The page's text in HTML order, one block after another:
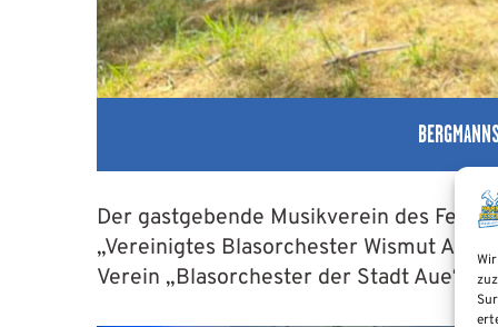
Der gastgebende Musikverein des
„Vereinigtes Blasorchester Wismut
Verein „Blasorchester der Stadt Aue“